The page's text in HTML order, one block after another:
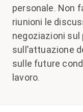
personale. Non
riunioni le
negoziazioni sul
sull’attuazione
sulle future
lavoro.